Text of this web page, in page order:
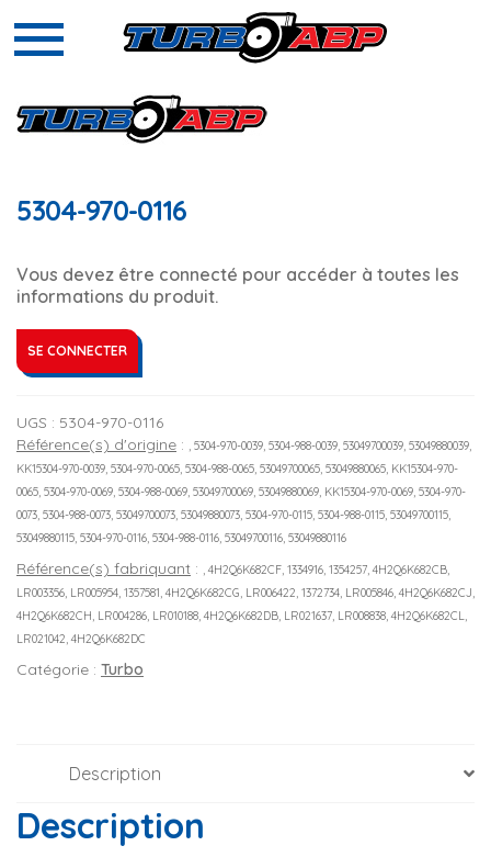
5304-970-0116
Vous devez être connecté pour accéder à toutes les
informations du produit.
SE CONNECTER
UGS : 5304-970-0116
Référence(s) d'origine : , 5304-970-0039, 5304-988-0039, 53049700039, 53049880039,
KK15304-970-0039, 5304-970-0065, 5304-988-0065, 53049700065, 53049880065, KK15304-970-
0065, 5304-970-0069, 5304-988-0069, 53049700069, 53049880069, KK15304-970-0069, 5304-970-
0073, 5304-988-0073, 53049700073, 53049880073, 5304-970-0115, 5304-988-0115, 53049700115,
53049880115, 5304-970-0116, 5304-988-0116, 53049700116, 53049880116
Référence(s) fabriquant : , 4H2Q6K682CF, 1334916, 1354257, 4H2Q6K682CB,
LR003356, LR005954, 1357581, 4H2Q6K682CG, LR006422, 1372734, LR005846, 4H2Q6K682CJ,
4H2Q6K682CH, LR004286, LR010188, 4H2Q6K682DB, LR021637, LR008838, 4H2Q6K682CL,
LR021042, 4H2Q6K682DC
Catégorie : Turbo
Description
Description